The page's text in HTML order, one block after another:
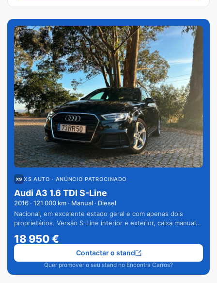
XS AUTO · ANÚNCIO PATROCINADO
Audi A3 1.6 TDI S-Line
2016 · 121 000 km · Manual · Diesel
Nacional, em excelente estado geral e com apenas dois
proprietários. Versão S-Line interior e exterior, caixa manual
18 950€
Quer promover o seu stand no Encontra Carros?
Contactar o stand